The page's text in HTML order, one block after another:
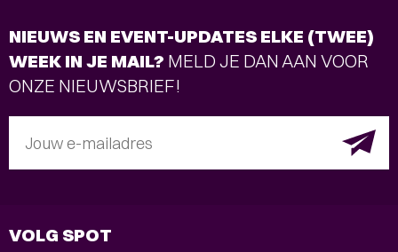
NIEUWS EN EVENT-UPDATES ELKE (TWEE)
WEEK IN JE MAIL? MELD JE DAN AAN VOOR
ONZE NIEUWSBRIEF!
Jouw e-mailadres
VOLG SPOT